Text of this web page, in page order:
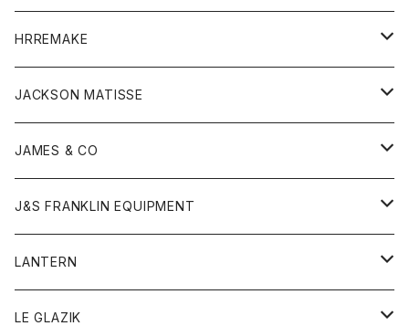
コート
フリース
ウォレット
ストール
キッズ
Tシャツ
グッズ
アンダーウェア
靴
トップス
カーディガン
ジャケット
ボトム
オーバーオール
ショートパンツ
レディース
アウター
カーディガン
コート
キッズ
Tシャツ
ロンパース
グッズ
靴
ストール
トップス
カットソー
シャツ
ボトム
オーバーオール
ショートパンツ
レディース
オーバーオール
ワンピース
ブラウス
ワンピース
HRREMAKE
バック
キッズ
トレーナー
トップス
Gジャケット
スウェット
帽子
JACKSON MATISSE
Tシャツ
帽子
JAMES & CO
ボトム
J&S FRANKLIN EQUIPMENT
アウター
LANTERN
アウター
LE GLAZIK